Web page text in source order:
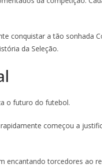
conquistar a tão sonhada
da Seleção.
o futuro do futebol.
começou a
encantando torcedores ao